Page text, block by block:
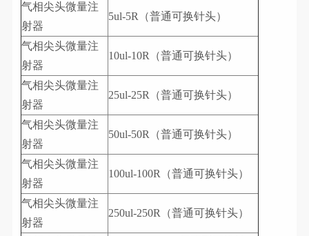
气相尖头微量注
射器
5ul-5R（普通可换针头）
气相尖头微量注
射器
10ul-10R（普通可换针头）
气相尖头微量注
射器
25ul-25R（普通可换针头）
气相尖头微量注
射器
50ul-50R（普通可换针头）
气相尖头微量注
射器
100ul-100R（普通可换针头）
气相尖头微量注
射器
250ul-250R（普通可换针头）